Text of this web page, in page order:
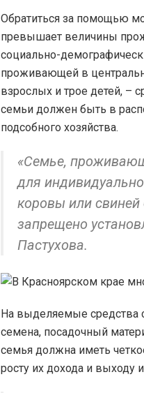
Обратиться за помощью
превышает величины
социально-
проживающей в
взрослых и трое детей, –
семьи должен быть в
подсобного хозяйства.
«Семье,
для
коровы или свиней
запрещено
Пастухова.
На выделяемые средства
семена, посадочный
семья должна иметь
росту их дохода и выходу